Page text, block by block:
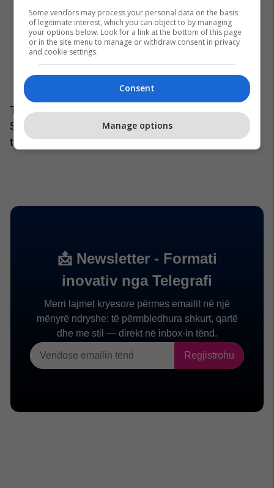
pic.twitter.com/J7rgXZ1aDp
— Liverpool FC (@LFC)May 23, 2026
Tani klubi duhet të vendosë shpejt: a e mbështet
Slotin me një rindërtim të plotë, apo nis një cikël
të ri, sepse koha këtë verë nuk fal./Telegrafi/
Some vendors may process your personal data on the basis
of legitimate interest, which you can object to by managing
your options below. Look for a link at the bottom of this page
or in the site menu to manage or withdraw consent in privacy
and cookie settings.
Consent
Manage options